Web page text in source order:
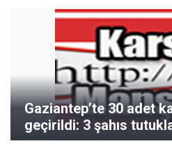
Gaziantep’te 30 adet
geçirildi: 3 şahıs